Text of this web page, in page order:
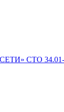
СТО 34.01-